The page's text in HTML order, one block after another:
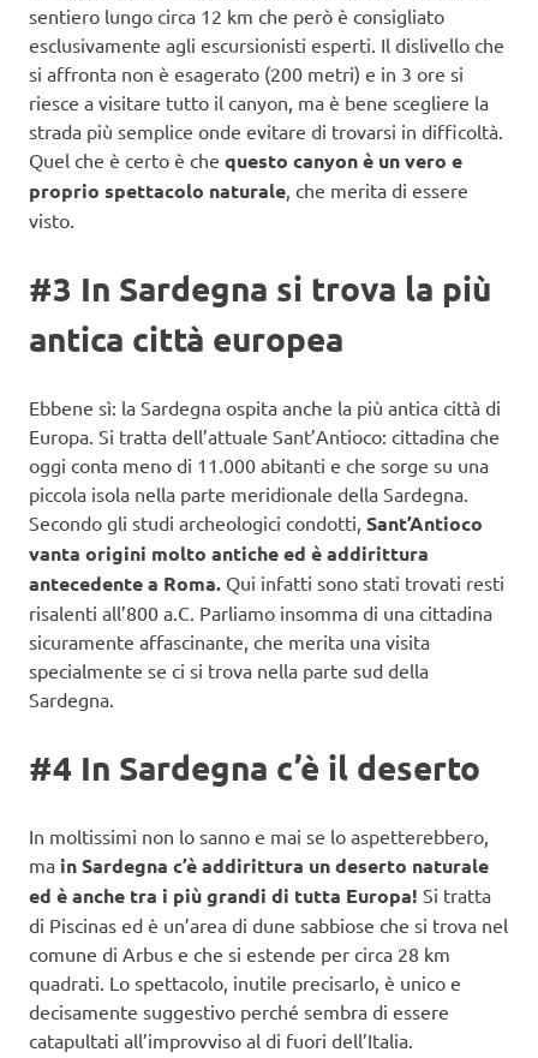
sentiero lungo circa 12 km che però è consigliato
esclusivamente agli escursionisti esperti. Il dislivello che
si affronta non è esagerato (200 metri) e in 3 ore si
riesce a visitare tutto il canyon, ma è bene scegliere la
strada più semplice onde evitare di trovarsi in difficoltà.
Quel che è certo è che questo canyon è un vero e
proprio spettacolo naturale , che merita di essere
visto.
#3 In Sardegna si trova la più
antica città europea
Ebbene sì: la Sardegna ospita anche la più antica città di
Europa. Si tratta dell’attuale Sant’Antioco: cittadina che
oggi conta meno di 11.000 abitanti e che sorge su una
piccola isola nella parte meridionale della Sardegna.
Secondo gli studi archeologici condotti, Sant’Antioco
vanta origini molto antiche ed è addirittura
antecedente a Roma. Qui infatti sono stati trovati resti
risalenti all’800 a.C. Parliamo insomma di una cittadina
sicuramente affascinante, che merita una visita
specialmente se ci si trova nella parte sud della
Sardegna.
#4 In Sardegna c’è il deserto
In moltissimi non lo sanno e mai se lo aspetterebbero,
ma in Sardegna c’è addirittura un deserto naturale
ed è anche tra i più grandi di tutta Europa! Si tratta
di Piscinas ed è un’area di dune sabbiose che si trova nel
comune di Arbus e che si estende per circa 28 km
quadrati. Lo spettacolo, inutile precisarlo, è unico e
decisamente suggestivo perché sembra di essere
catapultati all’improvviso al di fuori dell’Italia.